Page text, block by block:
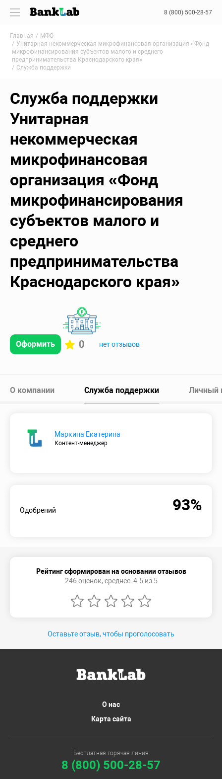
8 (800) 500-28-57
Главная
МФО
Унитарная некоммерческая микрофинансовая организация «Фонд
микрофинансирования субъектов малого и среднего
предпринимательства Краснодарского края»
Служба поддержки
Служба поддержки
Унитарная
некоммерческая
микрофинансовая
организация «Фонд
микрофинансирования
субъектов малого и
среднего
предпринимательства
Краснодарского края»
Оформить 0 нет отзывов
О компании Служба поддержки Личный
Маркина Екатерина
Контент-менеджер
Одобрений 93%
Рейтинг сформирован на основании отзывов
246 оценок, среднее: 4.5 из 5
Оставьте отзыв, чтобы проголосовать
О нас
Карта сайта
Бесплатная горячая линия
8 (800) 500-28-57